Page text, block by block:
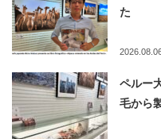
た
ペルー
毛から